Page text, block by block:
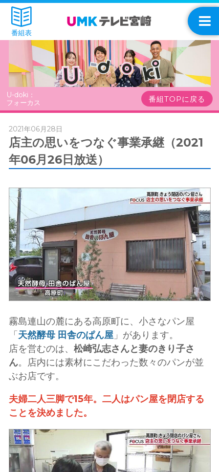
番組表
U-doki：
フォーカス
番組TOPに戻る
2021年06月28日
店主の思いをつなぐ事業承継（2021
年06月26日放送）
霧島連山の麓にある高原町に、小さなパン屋
「天然酵母 田舎のぱん屋 」があります。
店を営むのは、 松崎弘志さんと妻のきり子さ
ん。店内には素材にこだわった数々のパンが並
ぶお店です。
夫婦二人三脚で15年。二人はパン屋を閉店する
ことを決めました。